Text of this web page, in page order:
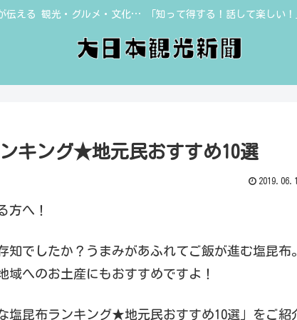
伝える 観光・グルメ・文化… 「知って得する！話して楽しい！
キング★地元民おすすめ10選
方へ！
でしたか？うまみがあふれてご飯が進む塩昆布。
へのお土産にもおすすめですよ！
塩昆布ランキング★地元民おすすめ10選」をご紹